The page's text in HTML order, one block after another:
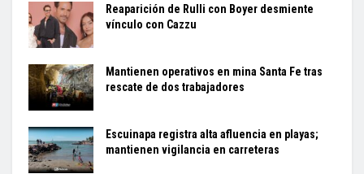
Reaparición de Rulli con Boyer desmiente
vínculo con Cazzu
Mantienen operativos en mina Santa Fe tras
rescate de dos trabajadores
Escuinapa registra alta afluencia en playas;
mantienen vigilancia en carreteras